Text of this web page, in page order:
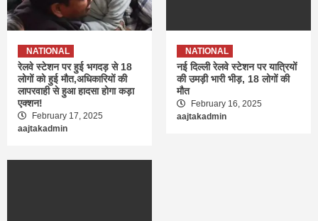
NATIONAL
रेलवे स्टेशन पर हुई भगदड़ से 18
लोगों को हुई मौत,अधिकारियों की
लापरवाही से हुआ हादसा होगा कड़ा
एक्शन!
February 17, 2025
aajtakadmin
NATIONAL
नई दिल्ली रेलवे स्टेशन पर यात्रियों
की उमड़ी भारी भीड़, 18 लोगों की
मौत
February 16, 2025
aajtakadmin